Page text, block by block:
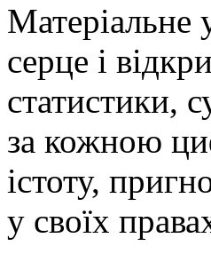
Матеріальне
серце і
статистики,
за кожною
істоту,
у своїх